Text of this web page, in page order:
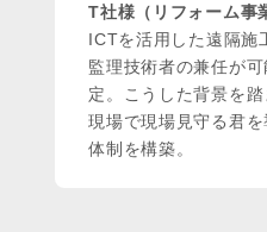
T社様（リフォーム事
ICTを活用した遠隔施
監理技術者の兼任が
定。こうした背景を
現場で現場見守る君
体制を構築。